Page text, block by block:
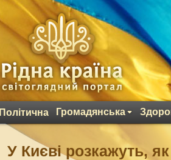
Політична Громадянська
У Києві розкажуть,